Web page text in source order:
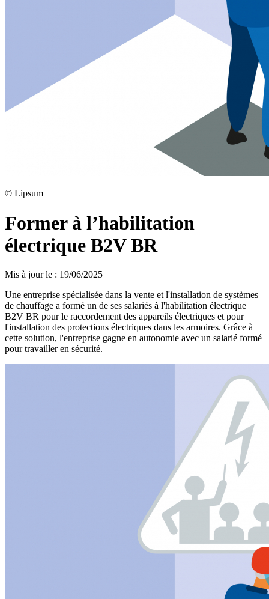
© Lipsum
Former à l’habilitation
électrique B2V BR
Mis à jour le : 19/06/2025
Une entreprise spécialisée dans la vente et l'installation de systèmes
de chauffage a formé un de ses salariés à l'habilitation électrique
B2V BR pour le raccordement des appareils électriques et pour
l'installation des protections électriques dans les armoires. Grâce à
cette solution, l'entreprise gagne en autonomie avec un salarié formé
pour travailler en sécurité.